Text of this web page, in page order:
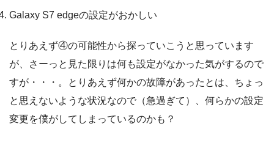
Galaxy S7 edgeの設定がおかしい
とりあえず④の可能性から探っていこうと思っています
が、さーっと見た限りは何も設定がなかった気がするので
すが・・・。とりあえず何かの故障があったとは、ちょっ
と思えないような状況なので（急過ぎて）、何らかの設定
変更を僕がしてしまっているのかも？